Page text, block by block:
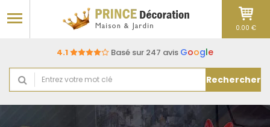
4.1 Basé sur 247 avis Google
Rechercher
0.00 €